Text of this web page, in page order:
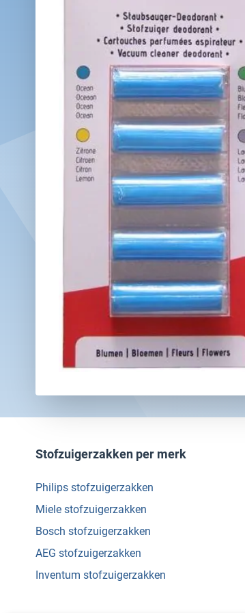
Stofzuigerzakken per merk
Philips stofzuigerzakken
Miele stofzuigerzakken
Bosch stofzuigerzakken
AEG stofzuigerzakken
Inventum stofzuigerzakken